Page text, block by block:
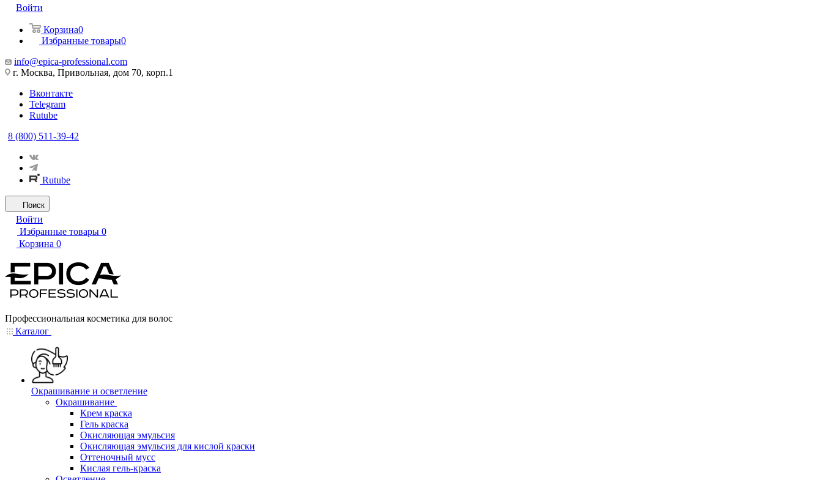
Войти
Корзина0
Избранные товары0
info@epica-professional.com
г. Москва, Привольная, дом 70, корп.1
Вконтакте
Telegram
Rutube
8 (800) 511-39-42
Rutube
Поиск
Войти
Избранные товары 0
Корзина 0
Профессиональная косметика для волос
Каталог
Окрашивание и осветление
Окрашивание
Крем краска
Гель краска
Окисляющая эмульсия
Окисляющая эмульсия для кислой краски
Оттеночный мусс
Кислая гель-краска